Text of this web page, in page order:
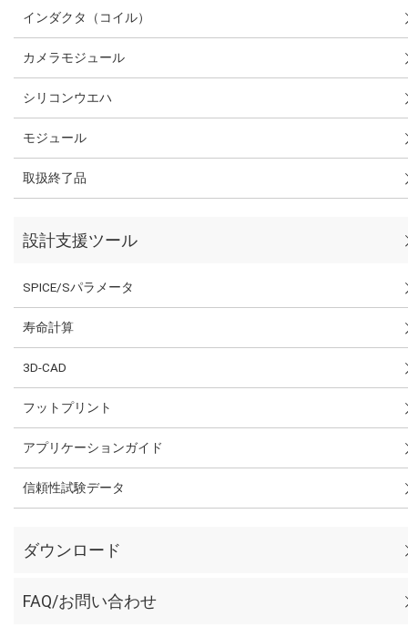
インダクタ（コイル）
カメラモジュール
シリコンウエハ
モジュール
取扱終了品
設計支援ツール
SPICE/Sパラメータ
寿命計算
3D-CAD
フットプリント
アプリケーションガイド
信頼性試験データ
ダウンロード
FAQ/お問い合わせ